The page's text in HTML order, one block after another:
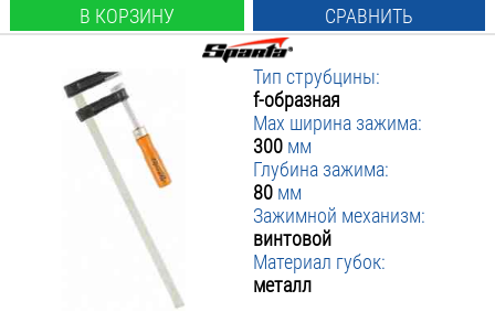
В КОРЗИНУ СРАВНИТЬ
Тип струбцины:
f-образная
Max ширина зажима:
300 мм
Глубина зажима:
80 мм
Зажимной механизм:
винтовой
Материал губок:
металл